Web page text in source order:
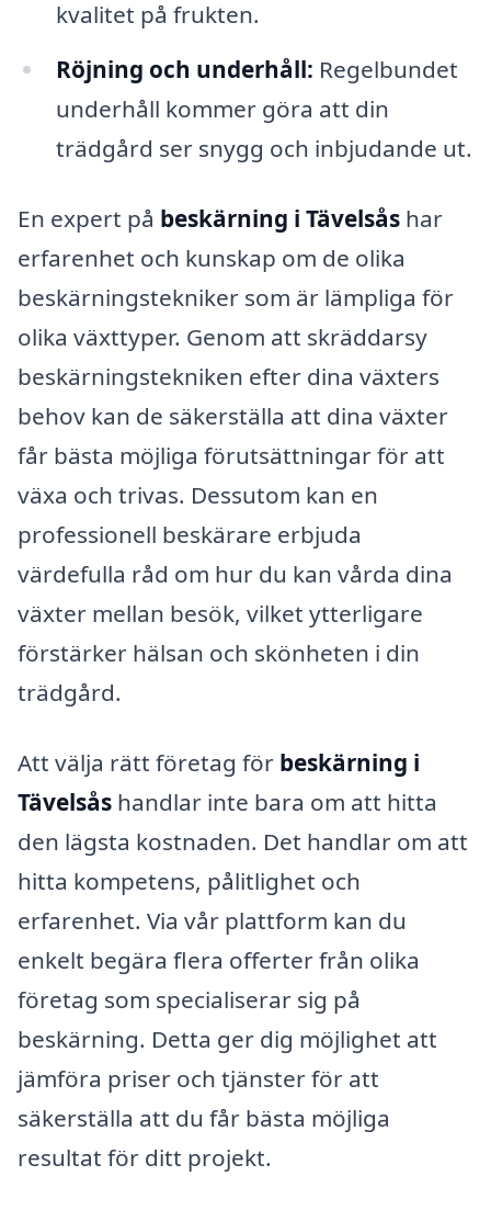
kvalitet på frukten.
Röjning och underhåll: Regelbundet
underhåll kommer göra att din
trädgård ser snygg och inbjudande ut.
En expert på beskärning i Tävelsås har
erfarenhet och kunskap om de olika
beskärningstekniker som är lämpliga för
olika växttyper. Genom att skräddarsy
beskärningstekniken efter dina växters
behov kan de säkerställa att dina växter
får bästa möjliga förutsättningar för att
växa och trivas. Dessutom kan en
professionell beskärare erbjuda
värdefulla råd om hur du kan vårda dina
växter mellan besök, vilket ytterligare
förstärker hälsan och skönheten i din
trädgård.
Att välja rätt företag för beskärning i
Tävelsås handlar inte bara om att hitta
den lägsta kostnaden. Det handlar om att
hitta kompetens, pålitlighet och
erfarenhet. Via vår plattform kan du
enkelt begära flera offerter från olika
företag som specialiserar sig på
beskärning. Detta ger dig möjlighet att
jämföra priser och tjänster för att
säkerställa att du får bästa möjliga
resultat för ditt projekt.